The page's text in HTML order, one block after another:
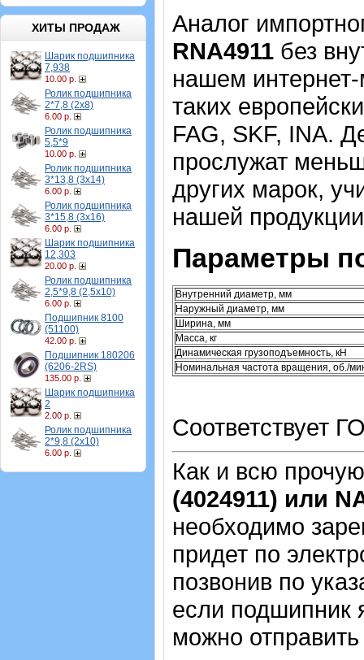
ХИТЫ ПРОДАЖ
Шарик подшипника
7,938
10.00 р.
Ролик подшипника
2*7,8 (2х8)
6.00 р.
Ролик подшипника
5,5*9
10.00 р.
Ролик подшипника
3*13,8 (3х14)
6.00 р.
Ролик подшипника
3*15,8 (3х16)
6.00 р.
Шарик подшипника
12,303
20.00 р.
Ролик подшипника
2,5*9,8 (2,5х10)
6.00 р.
Подшипник 8100
(51100)
42.00 р.
Подшипник 180206
(6206-2RS)
135.00 р.
Шарик подшипника
2
2.00 р.
Ролик подшипника
2*9,8 (2х10)
6.00 р.
Аналог
RNA4911 без
нашем интернет-
таких
FAG, SKF, INA.
прослужат
других марок,
нашей
Параметры
Внутренний диаметр, мм
Наружный диаметр, мм
Ширина, мм
Масса, кг
Динамическая грузоподъемность, кН
Номинальная частота вращения, об./
Соответствует
Как и всю
(4024911) или
необходимо
придет по
позвонив по
если подшипник
можно